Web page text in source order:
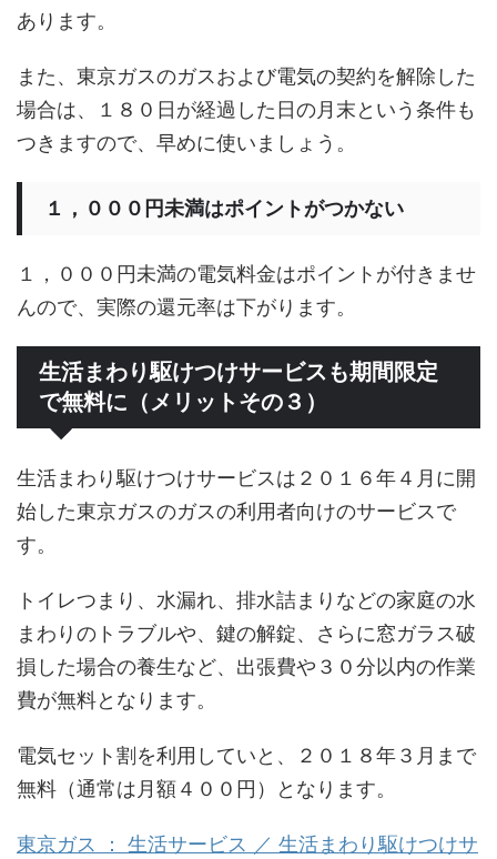
あります。
また、東京ガスのガスおよび電気の契約を解除した
場合は、１８０日が経過した日の月末という条件も
つきますので、早めに使いましょう。
１，０００円未満はポイントがつかない
１，０００円未満の電気料金はポイントが付きませ
んので、実際の還元率は下がります。
生活まわり駆けつけサービスも期間限定
で無料に（メリットその３）
生活まわり駆けつけサービスは２０１６年４月に開
始した東京ガスのガスの利用者向けのサービスで
す。
トイレつまり、水漏れ、排水詰まりなどの家庭の水
まわりのトラブルや、鍵の解錠、さらに窓ガラス破
損した場合の養生など、出張費や３０分以内の作業
費が無料となります。
電気セット割を利用していと、２０１８年３月まで
無料（通常は月額４００円）となります。
東京ガス ： 生活サービス ／ 生活まわり駆けつけサ